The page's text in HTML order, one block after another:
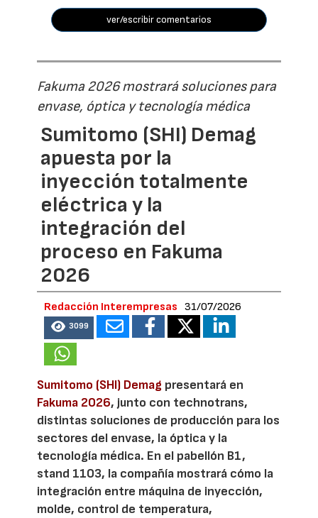
ver/escribir comentarios
Fakuma 2026 mostrará soluciones para
envase, óptica y tecnología médica
Sumitomo (SHI) Demag
apuesta por la
inyección totalmente
eléctrica y la
integración del
proceso en Fakuma
2026
Redacción Interempresas 31/07/2026
3099
Sumitomo (SHI) Demag presentará en
Fakuma 2026, junto con technotrans,
distintas soluciones de producción para los
sectores del envase, la óptica y la
tecnología médica. En el pabellón B1,
stand 1103, la compañía mostrará cómo la
integración entre máquina de inyección,
molde, control de temperatura,